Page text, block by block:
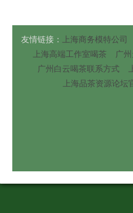
友情链接： 上海商务模特公司
上海高端工作室喝茶
广
广州白云喝茶联系方式
上海品茶资源论坛